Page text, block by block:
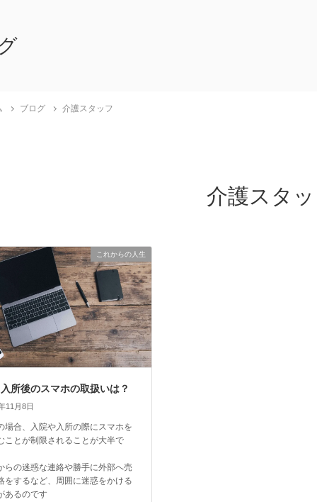
ブログ 介護スタッフ
介護スタ
これからの人生
所後のスマホの取扱いは？
11月8日
場合、入院や入所の際にスマホを
ことが制限されることが大半で
らの迷惑な連絡や勝手に外部へ売
をするなど、周囲に迷惑をかける
あるのです